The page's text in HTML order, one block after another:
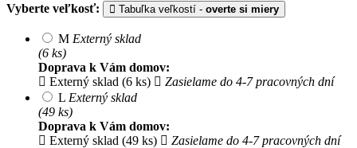
Vyberte veľkosť: Tabuľka veľkostí - overte si miery
M Externý sklad
(6 ks)
Doprava k Vám domov:
Externý sklad (6 ks)
Zasielame do 4-7 pracovných dní
L Externý sklad
(49 ks)
Doprava k Vám domov:
Externý sklad (49 ks)
Zasielame do 4-7 pracovných dní